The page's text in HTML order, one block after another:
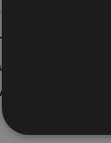
και
όλη η
ο